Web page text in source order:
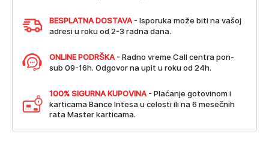
BESPLATNA DOSTAVA - Isporuka može biti na vašoj
adresi u roku od 2-3 radna dana.
ONLINE PODRŠKA - Radno vreme Call centra pon-
sub 09-16h. Odgovor na upit u roku od 24h.
100% SIGURNA KUPOVINA - Plaćanje gotovinom i
karticama Bance Intesa u celosti ili na 6 mesečnih
rata Master karticama.